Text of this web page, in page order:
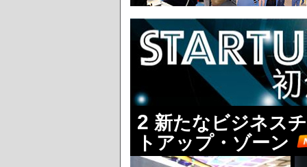
2 新たなビジネス
トアップ・ゾーン